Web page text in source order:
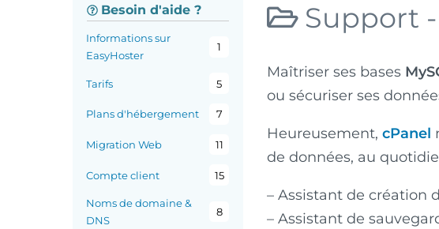
Besoin d'aide ?
Informations sur
EasyHoster
1
Tarifs 5
Plans d'hébergement 7
Migration Web 11
Compte client 15
Noms de domaine &
DNS
8
Support -
Maîtriser ses bases
ou sécuriser ses
Heureusement, cPanel
de données, au
– Assistant de création
– Assistant de